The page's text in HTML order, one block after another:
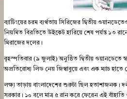
ব্যাটিংয়ের চরম ব্যর্থতায় সিরিজের দ্বিতীয়
নিয়মিত বিরতিতে উইকেট হারিয়ে শেষ পর্যন্ত ১৩
মিরাজের দলের।
বৃহস্পতিবার (৯ জুলাই) অনুষ্ঠিত দ্বিতীয় ওয়ানডেতে
অপ্রতিরোধ্য লিড নেয় জিম্বাবুয়ে এবং এক ম্যাচ হাতে
লক্ষ্য তাড়ায় বাংলাদেশের শুরুটা ছিল হতাশাজনক।
সরকার। ১০ বলে মাত্র ৫ রান করে ফেরেন এই বাঁহাতি